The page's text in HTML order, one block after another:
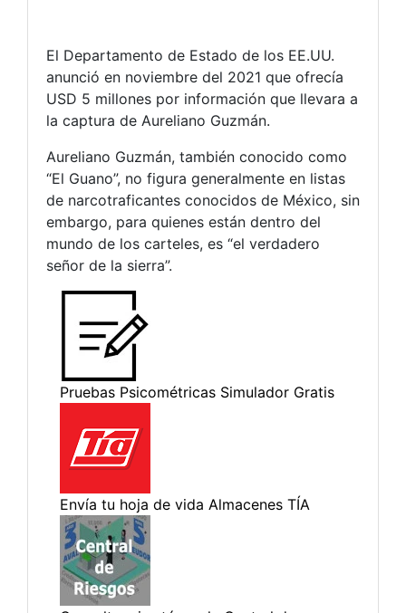
El Departamento de Estado de los EE.UU.
anunció en noviembre del 2021 que ofrecía
USD 5 millones por información que llevara a
la captura de Aureliano Guzmán.
Aureliano Guzmán, también conocido como
“El Guano”, no figura generalmente en listas
de narcotraficantes conocidos de México, sin
embargo, para quienes están dentro del
mundo de los carteles, es “el verdadero
señor de la sierra”.